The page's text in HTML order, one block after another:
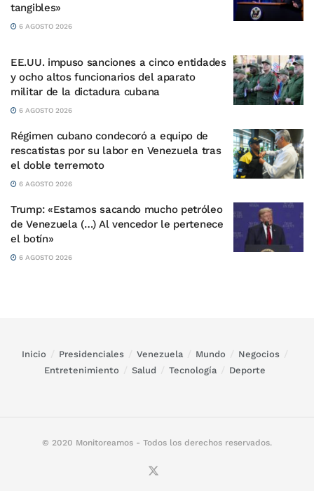
tangibles»
6 AGOSTO 2026
EE.UU. impuso sanciones a cinco entidades
y ocho altos funcionarios del aparato
militar de la dictadura cubana
6 AGOSTO 2026
Régimen cubano condecoró a equipo de
rescatistas por su labor en Venezuela tras
el doble terremoto
6 AGOSTO 2026
Trump: «Estamos sacando mucho petróleo
de Venezuela (…) Al vencedor le pertenece
el botín»
6 AGOSTO 2026
Inicio Presidenciales Venezuela Mundo
Negocios
Entretenimiento
Salud Tecnología Deporte
© 2020 Monitoreamos - Todos los derechos reservados.